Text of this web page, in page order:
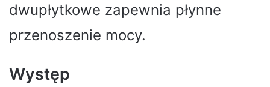
dwupłytkowe zapewnia płynne
przenoszenie mocy.
Występ